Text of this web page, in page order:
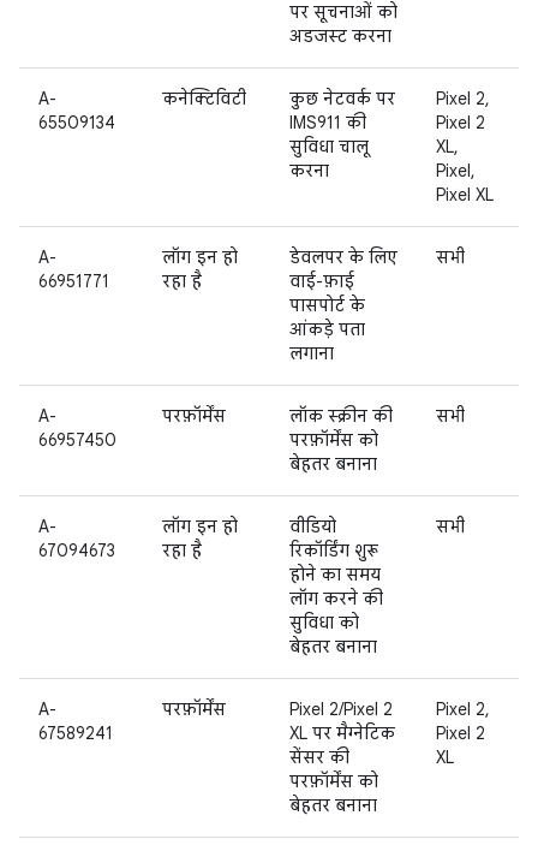
पर सूचनाओं को
अडजस्ट करना
A-
65509134
कनेक्टिविटी
कुछ नेटवर्क पर
IMS911 की
सुविधा चालू
करना
Pixel 2,
Pixel 2
XL,
Pixel,
Pixel XL
A-
66951771
लॉग इन हो
रहा है
डेवलपर के लिए
वाई-फ़ाई
पासपोर्ट के
आंकड़े पता
लगाना
सभी
A-
66957450
परफ़ॉर्मेंस
लॉक स्क्रीन की
परफ़ॉर्मेंस को
बेहतर बनाना
सभी
A-
67094673
लॉग इन हो
रहा है
वीडियो
रिकॉर्डिंग शुरू
होने का समय
लॉग करने की
सुविधा को
बेहतर बनाना
सभी
A-
67589241
परफ़ॉर्मेंस
Pixel 2/Pixel 2
XL पर मैग्नेटिक
सेंसर की
परफ़ॉर्मेंस को
बेहतर बनाना
Pixel 2,
Pixel 2
XL